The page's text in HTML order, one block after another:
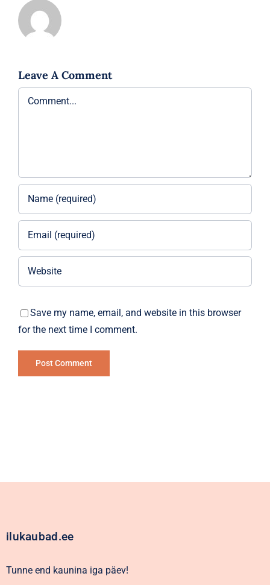
Leave A Comment
Comment
Save my name, email, and website in this browser
for the next time I comment.
ilukaubad.ee
Tunne end kaunina iga päev!